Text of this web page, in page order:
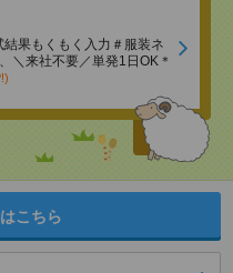
結果もくもく入力＃服装ネ
＼来社不要／単発1日OK＊
こちら